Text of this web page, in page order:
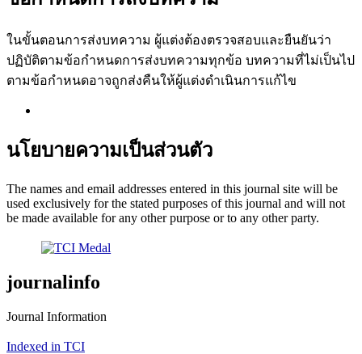
ในขั้นตอนการส่งบทความ ผู้แต่งต้องตรวจสอบและยืนยันว่า
ปฏิบัติตามข้อกำหนดการส่งบทความทุกข้อ บทความที่ไม่เป็นไป
ตามข้อกำหนดอาจถูกส่งคืนให้ผู้แต่งดำเนินการแก้ไข
นโยบายความเป็นส่วนตัว
The names and email addresses entered in this journal site will be
used exclusively for the stated purposes of this journal and will not
be made available for any other purpose or to any other party.
journalinfo
Journal Information
Indexed in TCI